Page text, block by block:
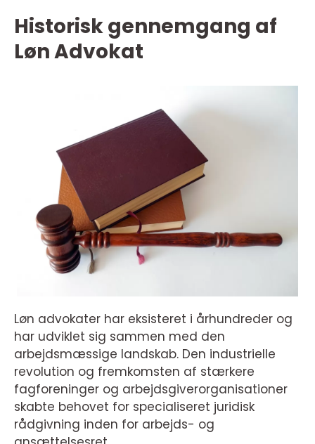
Historisk gennemgang af
Løn Advokat
Løn advokater har eksisteret i århundreder og
har udviklet sig sammen med den
arbejdsmæssige landskab. Den industrielle
revolution og fremkomsten af stærkere
fagforeninger og arbejdsgiverorganisationer
skabte behovet for specialiseret juridisk
rådgivning inden for arbejds- og